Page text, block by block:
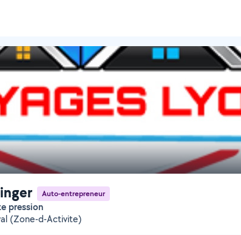
Auto-entrepreneur
pression
(Zone-d-Activite)